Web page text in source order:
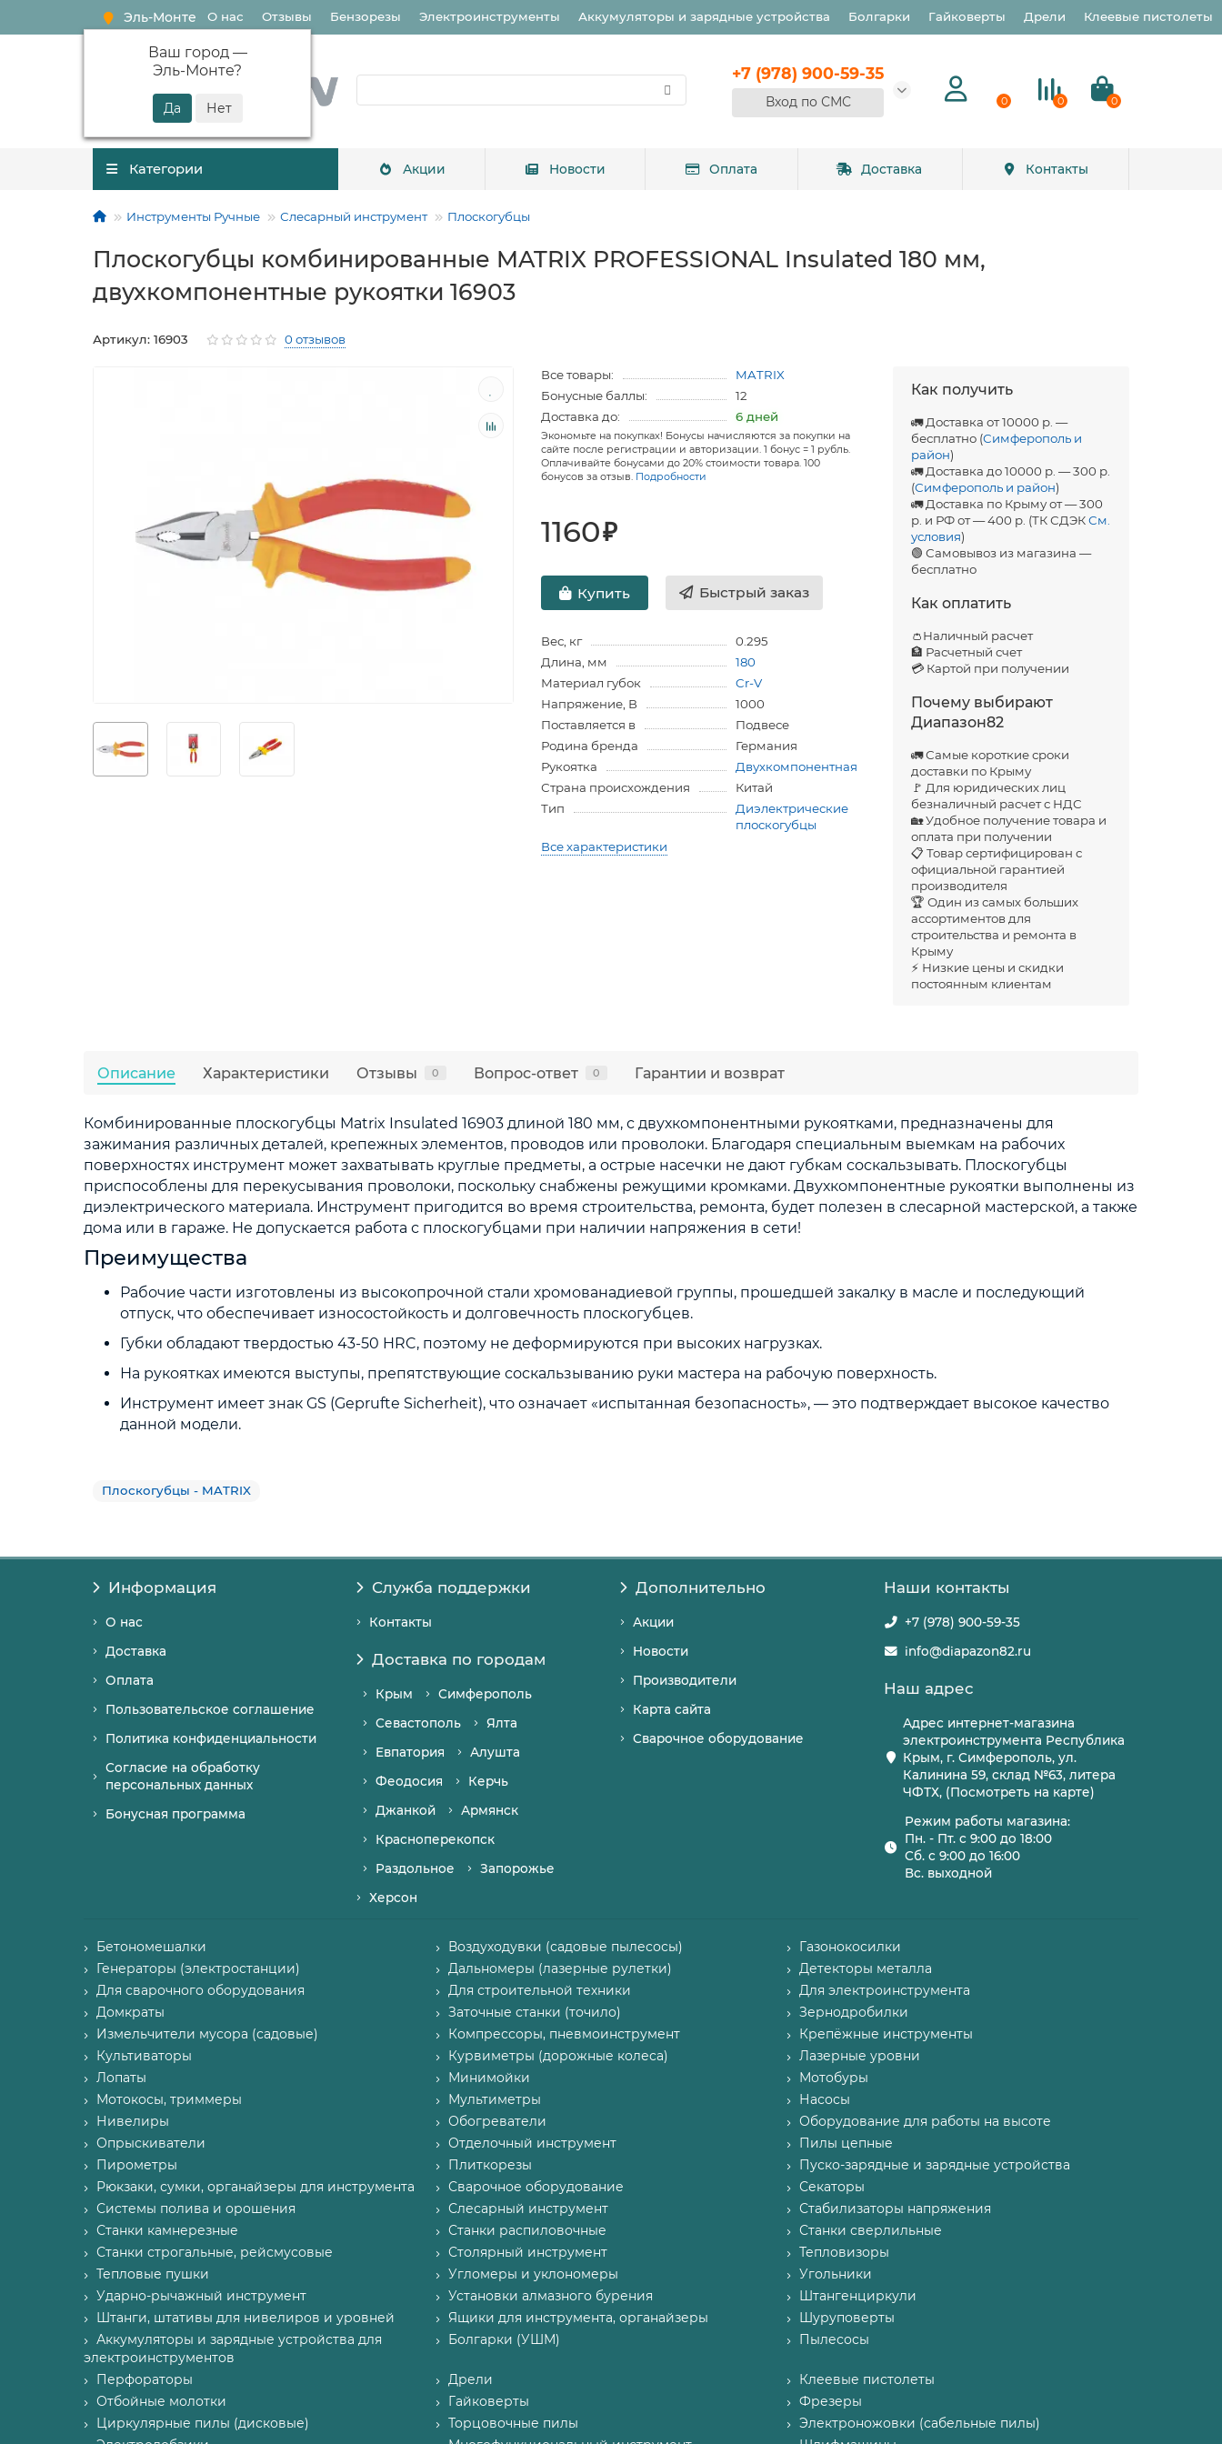
Эль-Монте
Ваш город —
Эль-Монте?
О нас Отзывы Бензорезы Электроинструменты Аккумуляторы и зарядные устройства Болгарки Гайковерты Дрели Клеевые пистолеты
+7 (978) 900-59-35
Вход по СМС 0 0 0
Категории Акции Новости Оплата Доставка Контакты
Инструменты Ручные Слесарный инструмент Плоскогубцы
Плоскогубцы комбинированные MATRIX PROFESSIONAL Insulated 180 мм,
двухкомпонентные рукоятки 16903
Артикул: 16903 0 отзывов
Все товары:
MATRIX
Бонусные баллы:
12
Доставка до:
6 дней
Экономьте на покупках! Бонусы начисляются за покупки на
сайте после регистрации и авторизации. 1 бонус = 1 рубль.
Оплачивайте бонусами до 20% стоимости товара. 100
бонусов за отзыв. Подробности
1160₽
Купить Быстрый заказ
Вес, кг
0.295
Длина, мм
180
Материал губок
Cr-V
Напряжение, В
1000
Поставляется в
Подвесе
Родина бренда
Германия
Рукоятка
Двухкомпонентная
Страна происхождения
Китай
Тип
Диэлектрические
плоскогубцы
Все характеристики
Как получить
🚛 Доставка от 10000 р. —
бесплатно (Симферополь и
район)
🚛 Доставка до 10000 р. — 300 р.
(Симферополь и район)
🚛 Доставка по Крыму от — 300
р. и РФ от — 400 р. (ТК СДЭКСм.
условия)
🟢 Самовывоз из магазина —
бесплатно
Как оплатить
👛Наличный расчет
🏦 Расчетный счет
💳 Картой при получении
Почему выбирают
Диапазон82
🚛 Самые короткие сроки
доставки по Крыму
🚩 Для юридических лиц
безналичный расчет с НДС
🏡 Удобное получение товара и
оплата при получении
📋 Товар сертифицирован с
официальной гарантией
производителя
🏆 Один из самых больших
ассортиментов для
строительства и ремонта в
Крыму
⚡ Низкие цены и скидки
постоянным клиентам
Описание Характеристики Отзывы 0 Вопрос-ответ 0 Гарантии и возврат
Комбинированные плоскогубцы Matrix Insulated 16903 длиной 180 мм, с двухкомпонентными рукоятками, предназначены для
зажимания различных деталей, крепежных элементов, проводов или проволоки. Благодаря специальным выемкам на рабочих
поверхностях инструмент может захватывать круглые предметы, а острые насечки не дают губкам соскальзывать. Плоскогубцы
приспособлены для перекусывания проволоки, поскольку снабжены режущими кромками. Двухкомпонентные рукоятки выполнены из
диэлектрического материала. Инструмент пригодится во время строительства, ремонта, будет полезен в слесарной мастерской, а также
дома или в гараже. Не допускается работа с плоскогубцами при наличии напряжения в сети!
Преимущества
Рабочие части изготовлены из высокопрочной стали хромованадиевой группы, прошедшей закалку в масле и последующий
отпуск, что обеспечивает износостойкость и долговечность плоскогубцев.
Губки обладают твердостью 43-50 HRC, поэтому не деформируются при высоких нагрузках.
На рукоятках имеются выступы, препятствующие соскальзыванию руки мастера на рабочую поверхность.
Инструмент имеет знак GS (Geprufte Sicherheit), что означает «испытанная безопасность», — это подтверждает высокое качество
данной модели.
Плоскогубцы - MATRIX
Информация
О нас
Доставка
Оплата
Пользовательское соглашение
Политика конфиденциальности
Согласие на обработку
персональных данных
Бонусная программа
Служба поддержки
Контакты
Доставка по городам
Крым
Симферополь
Севастополь
Ялта
Евпатория
Алушта
Феодосия
Керчь
Джанкой
Армянск
Красноперекопск
Раздольное
Запорожье
Херсон
Дополнительно
Акции
Новости
Производители
Карта сайта
Сварочное оборудование
Наши контакты
+7 (978) 900-59-35
info@diapazon82.ru
Наш адрес
Адрес интернет-магазина
электроинструмента Республика
Крым, г. Симферополь, ул.
Калинина 59, склад №63, литера
ЧФТХ, (Посмотреть на карте)
Режим работы магазина:
Пн. - Пт. с 9:00 до 18:00
Сб. с 9:00 до 16:00
Вс. выходной
Бетономешалки Воздуходувки (садовые пылесосы)
Газонокосилки
Генераторы (электростанции)
Дальномеры (лазерные рулетки)
Детекторы металла
Для сварочного оборудования
Для строительной техники
Для электроинструмента
Домкраты
Заточные станки (точило)
Зернодробилки
Измельчители мусора (садовые)
Компрессоры, пневмоинструмент
Крепёжные инструменты
Культиваторы
Курвиметры (дорожные колеса)
Лазерные уровни
Лопаты
Минимойки
Мотобуры
Мотокосы, триммеры
Мультиметры
Насосы
Нивелиры
Обогреватели
Оборудование для работы на высоте
Опрыскиватели
Отделочный инструмент
Пилы цепные
Пирометры
Плиткорезы
Пуско-зарядные и зарядные устройства
Рюкзаки, сумки, органайзеры для инструмента
Сварочное оборудование
Секаторы
Системы полива и орошения
Слесарный инструмент
Стабилизаторы напряжения
Станки камнерезные
Станки распиловочные
Станки сверлильные
Станки строгальные, рейсмусовые
Столярный инструмент
Тепловизоры
Тепловые пушки
Угломеры и уклономеры
Угольники
Ударно-рычажный инструмент
Установки алмазного бурения
Штангенциркули
Штанги, штативы для нивелиров и уровней
Ящики для инструмента, органайзеры
Шуруповерты
Аккумуляторы и зарядные устройства для
электроинструментов
Болгарки (УШМ) Пылесосы
Перфораторы Дрели
Клеевые пистолеты
Отбойные молотки
Гайковерты
Фрезеры
Циркулярные пилы (дисковые)
Торцовочные пилы
Электроножовки (сабельные пилы)